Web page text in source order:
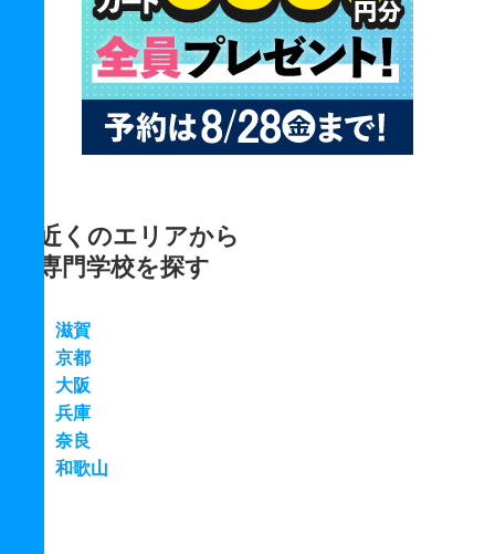
近くのエリアから
専門学校を探す
滋賀
京都
大阪
兵庫
奈良
和歌山